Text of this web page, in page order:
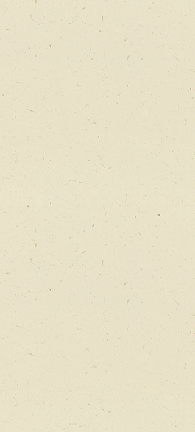
ארוך, קצר ומפותל
על
קשרים
ופתרונות,
באמצעות
תיאטרון
חפצים
ובובות
האדם הרוכב
בנה
השובב
אמא
אדמה